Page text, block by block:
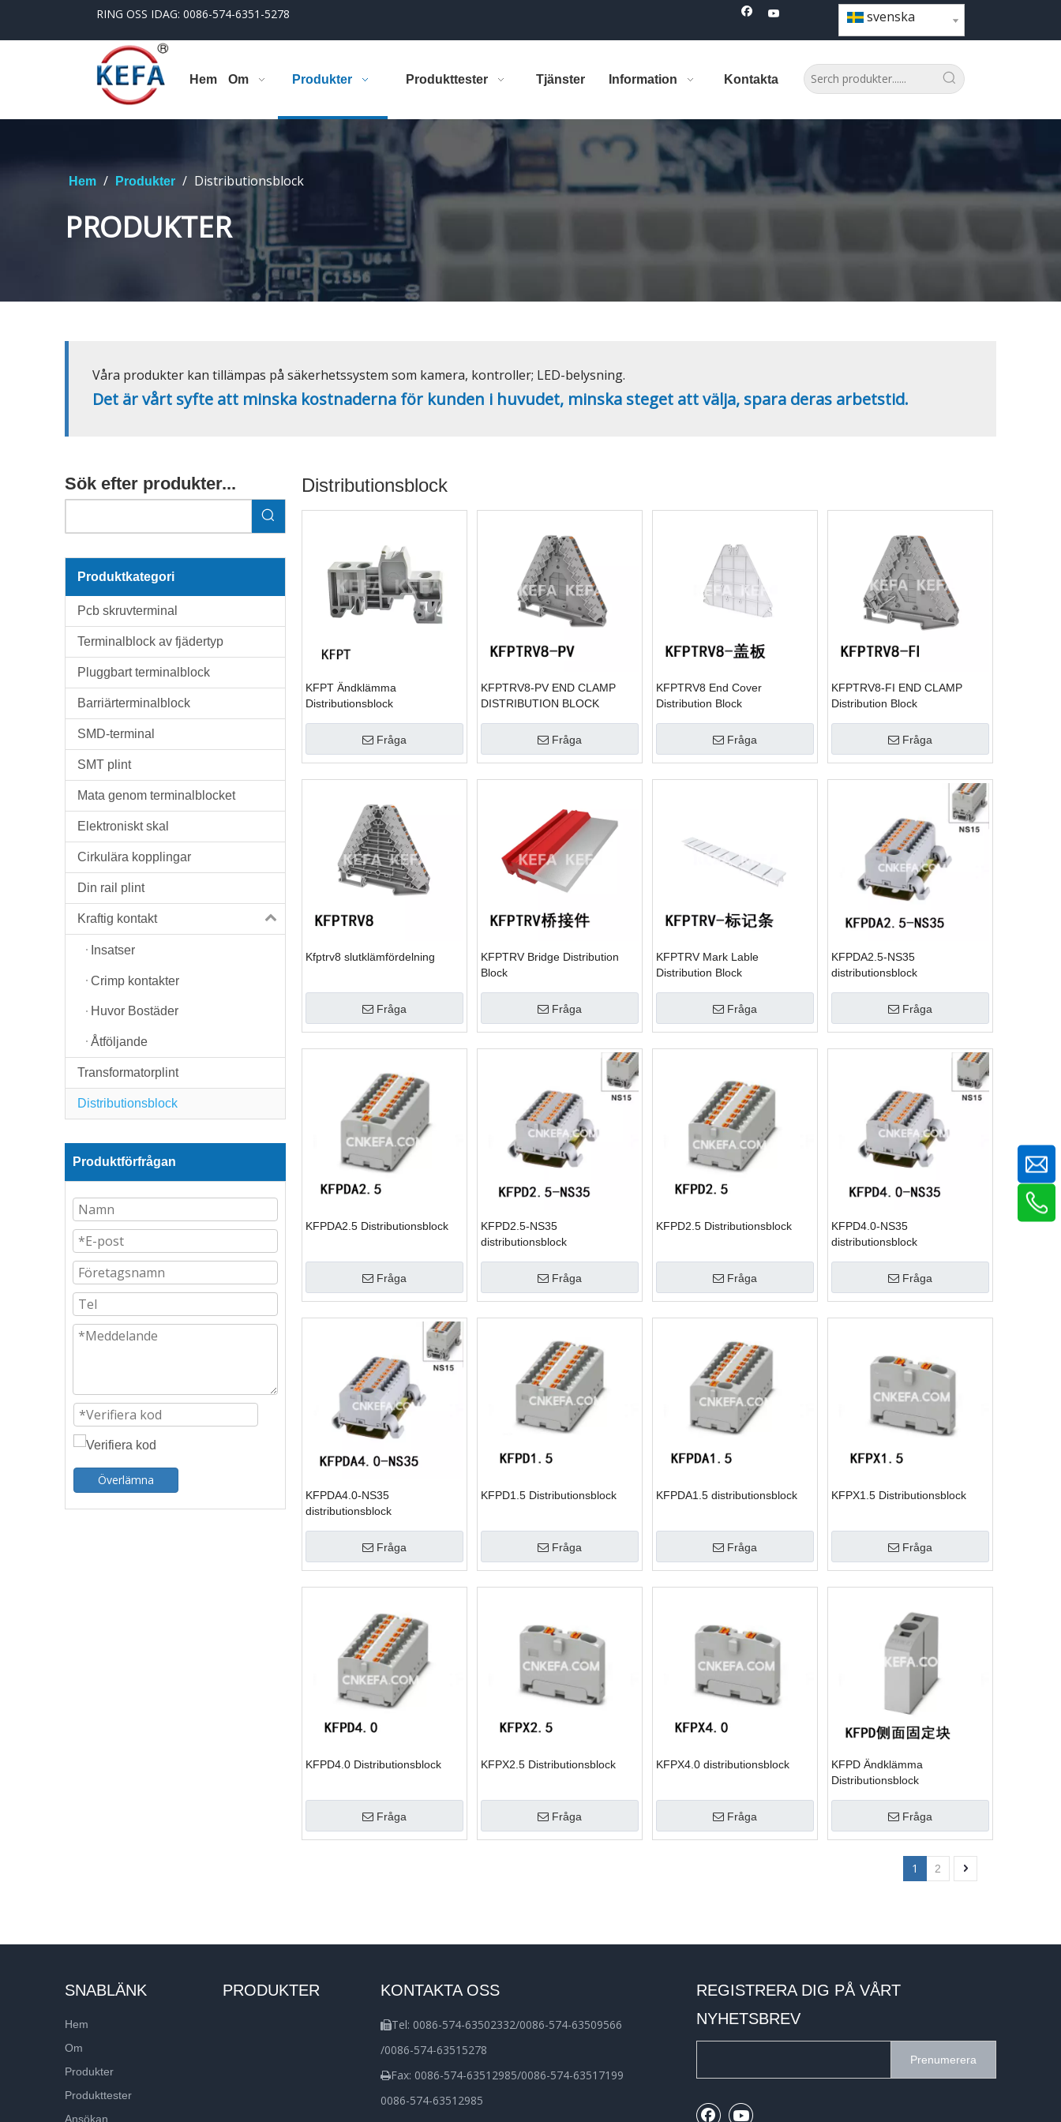
RING OSS IDAG: 0086-574-6351-5278 svenska
Hem Om Produkter Produkttester Tjänster Information Kontakta
Hem / Produkter / Distributionsblock
PRODUKTER
Våra produkter kan tillämpas på säkerhetssystem som kamera, kontroller; LED-belysning.
Det är vårt syfte att minska kostnaderna för kunden i huvudet, minska steget att välja, spara deras arbetstid.
Sök efter produkter...
Produktkategori
Pcb skruvterminal
Terminalblock av fjädertyp
Pluggbart terminalblock
Barriärterminalblock
SMD-terminal
SMT plint
Mata genom terminalblocket
Elektroniskt skal
Cirkulära kopplingar
Din rail plint
Kraftig kontakt
Insatser
Crimp kontakter
Huvor Bostäder
Åtföljande
Transformatorplint
Distributionsblock
Produktförfrågan
Överlämna
Distributionsblock
KFPT Ändklämma
Distributionsblock
Fråga
KFPTRV8-PV END CLAMP
DISTRIBUTION BLOCK
Fråga
KFPTRV8 End Cover
Distribution Block
Fråga
KFPTRV8-FI END CLAMP
Distribution Block
Fråga
Kfptrv8 slutklämfördelning
Fråga
KFPTRV Bridge Distribution
Block
Fråga
KFPTRV Mark Lable
Distribution Block
Fråga
KFPDA2.5-NS35
distributionsblock
Fråga
KFPDA2.5 Distributionsblock
Fråga
KFPD2.5-NS35
distributionsblock
Fråga
KFPD2.5 Distributionsblock
Fråga
KFPD4.0-NS35
distributionsblock
Fråga
KFPDA4.0-NS35
distributionsblock
Fråga
KFPD1.5 Distributionsblock
Fråga
KFPDA1.5 distributionsblock
Fråga
KFPX1.5 Distributionsblock
Fråga
KFPD4.0 Distributionsblock
Fråga
KFPX2.5 Distributionsblock
Fråga
KFPX4.0 distributionsblock
Fråga
KFPD Ändklämma
Distributionsblock
Fråga
1 2
SNABLÄNK
Hem
Om
Produkter
Produkttester
Ansökan
PRODUKTER KONTAKTA OSS
Tel: 0086-574-63502332/0086-574-63509566
/0086-574-63515278
Fax: 0086-574-63512985/0086-574-63517199
0086-574-63512985
REGISTRERA DIG PÅ VÅRT
NYHETSBREV
Prenumerera